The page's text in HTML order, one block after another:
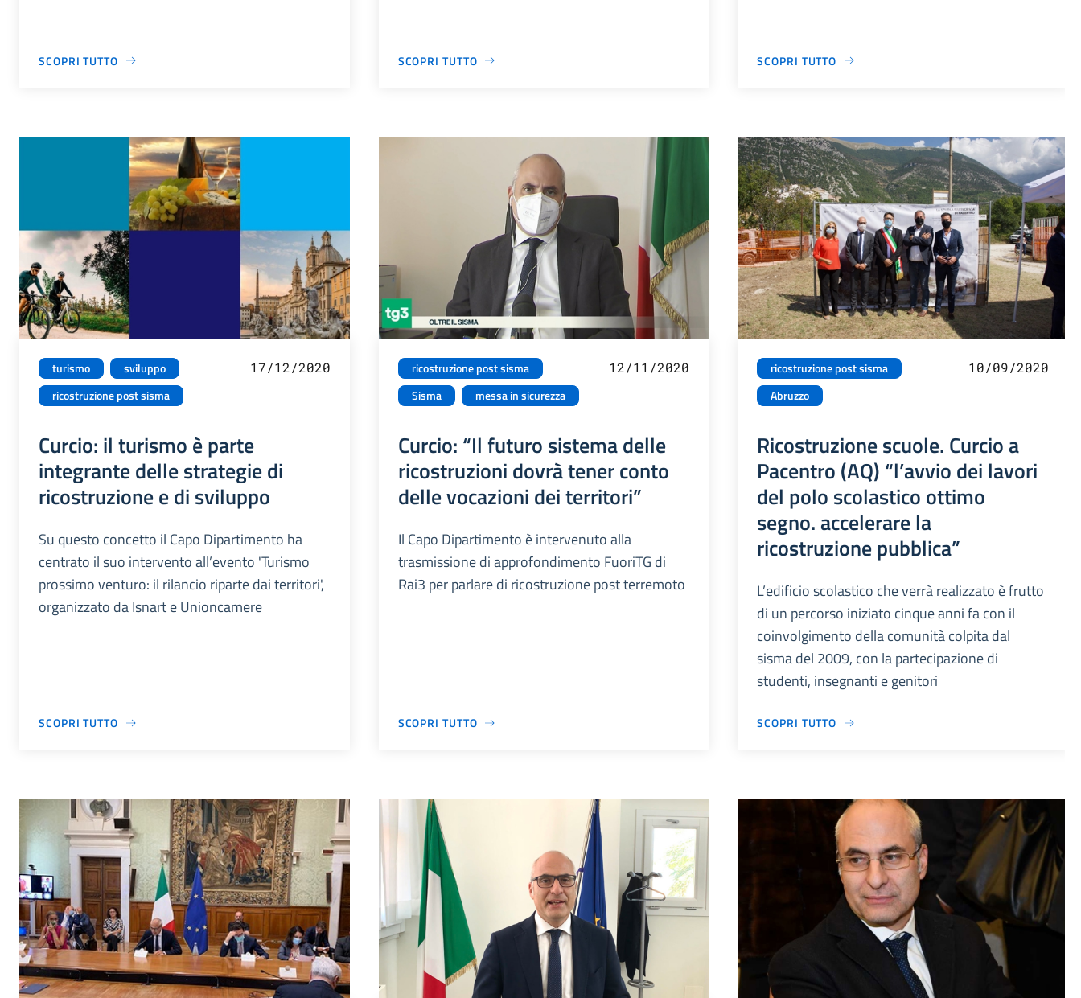
SCOPRI TUTTO SCOPRI TUTTO SCOPRI TUTTO
turismo
sviluppo
ricostruzione post sisma
17/12/2020
Curcio: il turismo è parte
integrante delle strategie di
ricostruzione e di sviluppo
Su questo concetto il Capo Dipartimento ha
centrato il suo intervento all’evento 'Turismo
prossimo venturo: il rilancio riparte dai territori',
organizzato da Isnart e Unioncamere
SCOPRI TUTTO
ricostruzione post sisma
Sisma
messa in sicurezza
12/11/2020
Curcio: “Il futuro sistema delle
ricostruzioni dovrà tener conto
delle vocazioni dei territori”
Il Capo Dipartimento è intervenuto alla
trasmissione di approfondimento FuoriTG di
Rai3 per parlare di ricostruzione post terremoto
SCOPRI TUTTO
ricostruzione post sisma
Abruzzo
10/09/2020
Ricostruzione scuole. Curcio a
Pacentro (AQ) “l’avvio dei lavori
del polo scolastico ottimo
segno. accelerare la
ricostruzione pubblica”
L’edificio scolastico che verrà realizzato è frutto
di un percorso iniziato cinque anni fa con il
coinvolgimento della comunità colpita dal
sisma del 2009, con la partecipazione di
studenti, insegnanti e genitori
SCOPRI TUTTO